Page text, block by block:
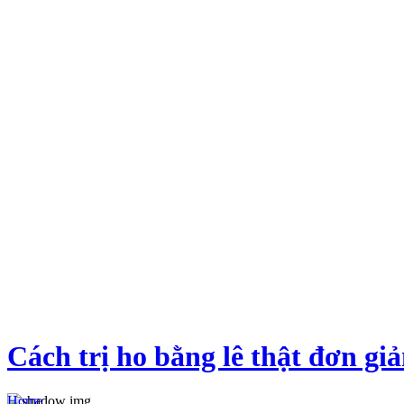
Cách trị ho bằng lê thật đơn
Home